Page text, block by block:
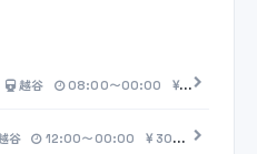
越谷 08:00〜00:00 20分 4,000
谷 12:00〜00:00 30分 6,000円〜